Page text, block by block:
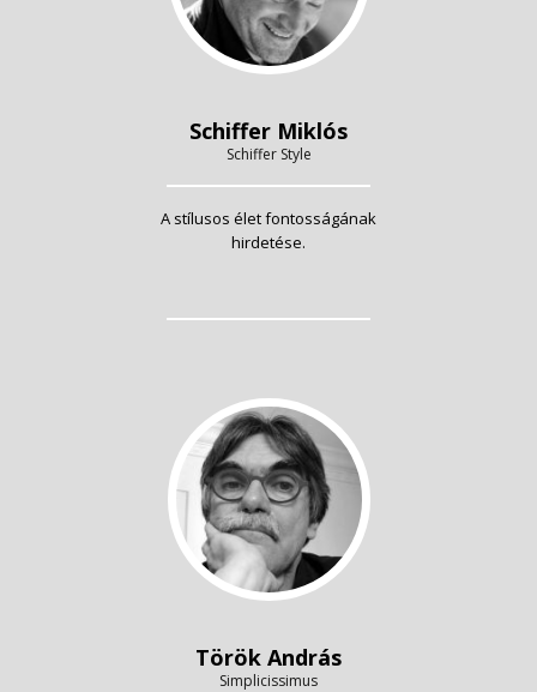
Schiffer Miklós
Schiffer Style
A stílusos élet fontosságának
hirdetése.
Török András
Simplicissimus